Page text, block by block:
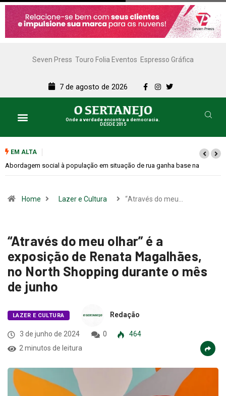
Seven Press Touro Folia Eventos Espresso Gráfica
7 de agosto de 2026
Onde a verdade encontra a democracia.
DESDE 2015
EM ALTA
Cemitérios terão horário especial e missas no Dia dos Pais
Home Lazer e Cultura “Através do meu…
“Através do meu olhar” é a
exposição de Renata Magalhães,
no North Shopping durante o mês
de junho
LAZER E CULTURA Redação
3 de junho de 2024 0
464
2 minutos de leitura